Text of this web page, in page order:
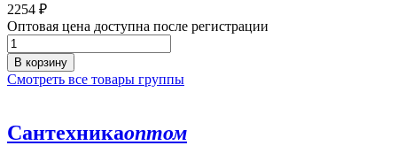
2254 ₽
Оптовая цена доступна после регистрации
В корзину
Смотреть все товары группы
Сантехникаоптом